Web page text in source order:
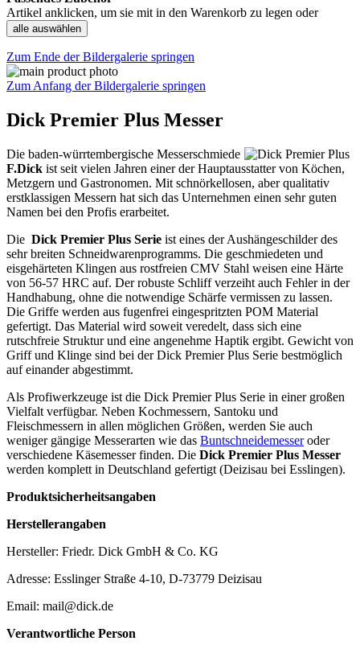
Artikel anklicken, um sie mit in den Warenkorb zu legen oder
alle auswählen
Zum Ende der Bildergalerie springen
Zum Anfang der Bildergalerie springen
Dick Premier Plus Messer
Die baden-würrtembergische Messerschmiede
F.Dick ist seit vielen Jahren einer der Hauptausstatter von Köchen,
Metzgern und Gastronomen. Mit schnörkellosen, aber qualitativ
erstklassigen Messern hat sich das Unternehmen einen sehr guten
Namen bei den Profis erarbeitet.
Die Dick Premier Plus Serie ist eines der Aushängeschilder des
sehr breiten Schneidwarenprogramms. Die geschmiedeten und
eisgehärteten Klingen aus rostfreien CMV Stahl weisen eine Härte
von 56-57 HRC auf. Der robuste Schliff verzeiht auch Fehler in der
Handhabung, ohne die notwendige Schärfe vermissen zu lassen.
Die Griffe werden aus fugenfrei eingespritzten POM Material
gefertigt. Das Material wird soweit veredelt, dass sich eine
rutschfreie Struktur und eine angenehme Haptik ergibt. Gewicht von
Griff und Klinge sind bei der Dick Premier Plus Serie bestmöglich
auf einander abgestimmt.
Als Profiwerkzeuge ist die Dick Premier Plus Serie in einer großen
Vielfalt verfügbar. Neben Kochmessern, Santoku und
Fleischmessern in allen möglichen Größen, werden Sie auch
weniger gängige Messerarten wie das Buntschneidemesseroder
verschiedene Käsemesser finden. Die Dick Premier Plus Messer
werden komplett in Deutschland gefertigt (Deizisau bei Esslingen).
Produktsicherheitsangaben
Herstellerangaben
Hersteller: Friedr. Dick GmbH & Co. KG
Adresse: Esslinger Straße 4-10, D-73779 Deizisau
Email: mail@dick.de
Verantwortliche Person